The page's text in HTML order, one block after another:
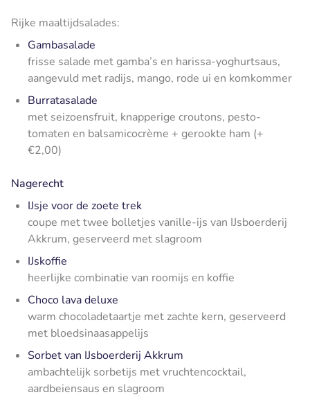
Rijke maaltijdsalades:
Gambasalade
frisse salade met gamba’s en harissa-yoghurtsaus,
aangevuld met radijs, mango, rode ui en komkommer
Burratasalade
met seizoensfruit, knapperige croutons, pesto-
tomaten en balsamicocrème + gerookte ham (+
€2,00)
Nagerecht
IJsje voor de zoete trek
coupe met twee bolletjes vanille-ijs van IJsboerderij
Akkrum, geserveerd met slagroom
IJskoffie
heerlijke combinatie van roomijs en koffie
Choco lava deluxe
warm chocoladetaartje met zachte kern, geserveerd
met bloedsinaasappelijs
Sorbet van IJsboerderij Akkrum
ambachtelijk sorbetijs met vruchtencocktail,
aardbeiensaus en slagroom